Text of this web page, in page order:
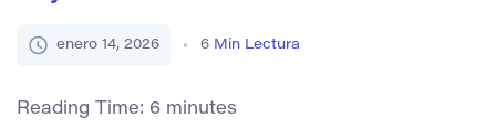
enero 14, 2026 6 Min Lectura
Reading Time: 6 minutes